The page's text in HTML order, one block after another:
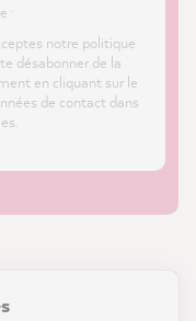
·
notre politique
désabonner de la
en cliquant sur le
de contact dans